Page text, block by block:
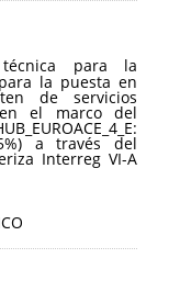
para la
la puesta en
de servicios
el marco del
a través del
Interreg VI-A